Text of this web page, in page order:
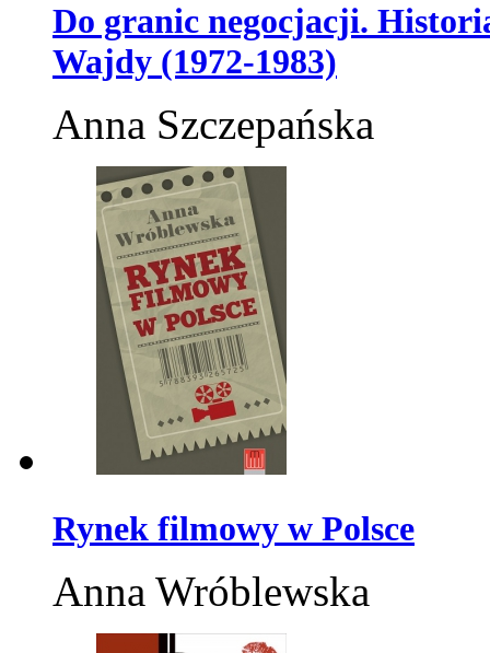
Do granic negocjacji.
Wajdy (1972-1983)
Anna Szczepańska
Rynek filmowy w Polsce
Anna Wróblewska